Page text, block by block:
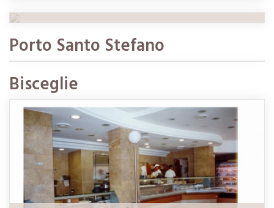
Porto Santo Stefano
MACELLERIA BUONO
ristrutturazione, arredamento
Bisceglie